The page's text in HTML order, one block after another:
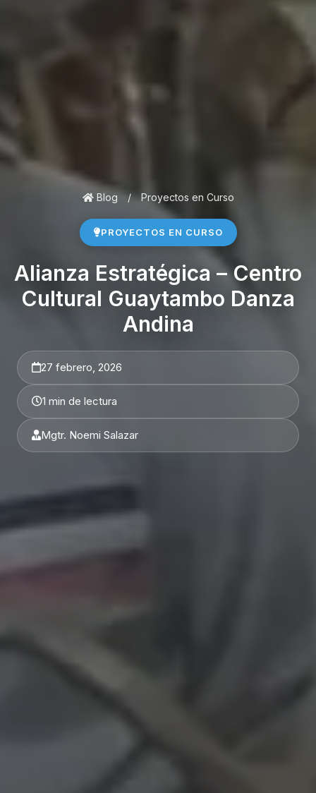
Blog / Proyectos en Curso
PROYECTOS EN CURSO
Alianza Estratégica – Centro
Cultural Guaytambo Danza
Andina
27 febrero, 2026
1 min de lectura
Mgtr. Noemi Salazar